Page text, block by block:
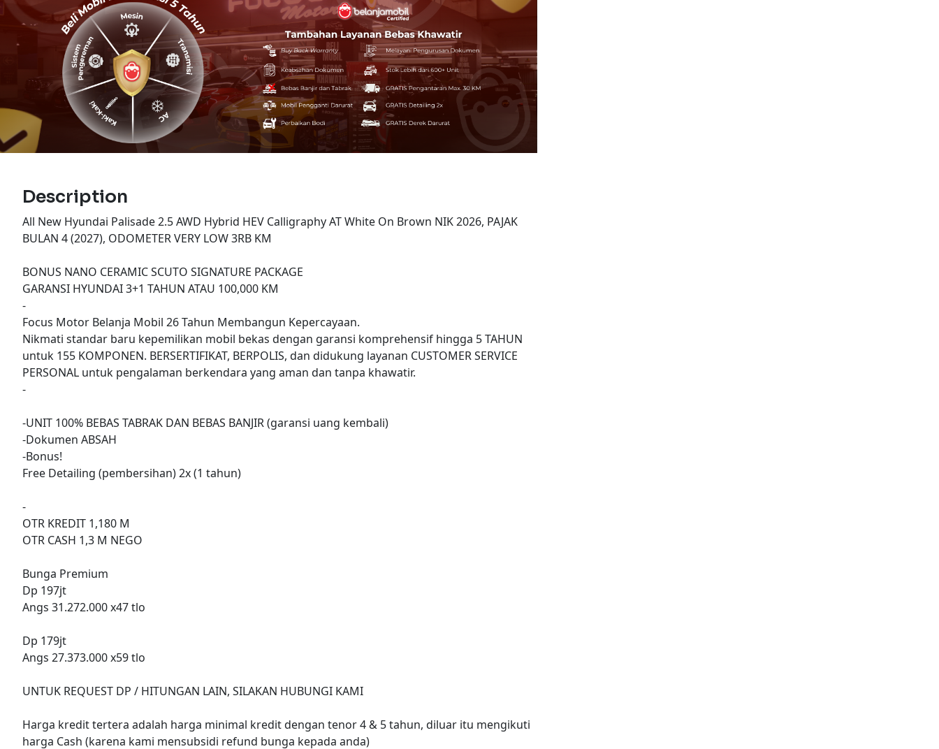
Description
All New Hyundai Palisade 2.5 AWD Hybrid HEV Calligraphy AT White On Brown NIK 2026, PAJAK
BULAN 4 (2027), ODOMETER VERY LOW 3RB KM
BONUS NANO CERAMIC SCUTO SIGNATURE PACKAGE
GARANSI HYUNDAI 3+1 TAHUN ATAU 100,000 KM
-
Focus Motor Belanja Mobil 26 Tahun Membangun Kepercayaan.
Nikmati standar baru kepemilikan mobil bekas dengan garansi komprehensif hingga 5 TAHUN
untuk 155 KOMPONEN. BERSERTIFIKAT, BERPOLIS, dan didukung layanan CUSTOMER SERVICE
PERSONAL untuk pengalaman berkendara yang aman dan tanpa khawatir.
-
-UNIT 100% BEBAS TABRAK DAN BEBAS BANJIR (garansi uang kembali)
-Dokumen ABSAH
-Bonus!
Free Detailing (pembersihan) 2x (1 tahun)
-
OTR KREDIT 1,180 M
OTR CASH 1,3 M NEGO
Bunga Premium
Dp 197jt
Angs 31.272.000 x47 tlo
Dp 179jt
Angs 27.373.000 x59 tlo
UNTUK REQUEST DP / HITUNGAN LAIN, SILAKAN HUBUNGI KAMI
Harga kredit tertera adalah harga minimal kredit dengan tenor 4 & 5 tahun, diluar itu mengikuti
harga Cash (karena kami mensubsidi refund bunga kepada anda)